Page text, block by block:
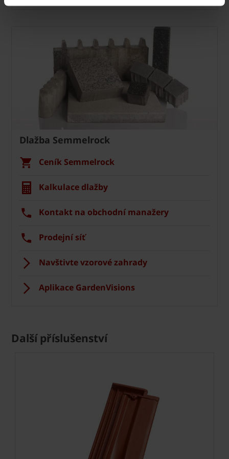
Dlažba Semmelrock
Ceník Semmelrock
Kalkulace dlažby
Kontakt na obchodní manažery
Prodejní síť
Navštivte vzorové zahrady
Aplikace GardenVisions
Další příslušenství